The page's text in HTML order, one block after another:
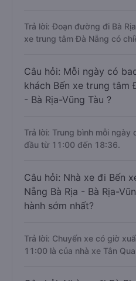
Trả lời: Đoạn đường đi Bà
xe trung tâm Đà Nẵng có
Câu hỏi: Mỗi ngày có
khách Bến xe trung tâm
- Bà Rịa-Vũng Tàu ?
Trả lời: Trung bình mỗi
đầu từ 11:00 đến 18:36.
Câu hỏi: Nhà xe đi Bến
Nẵng Bà Rịa - Bà Rịa-
hành sớm nhất?
Trả lời: Chuyến xe có giờ
11:00 là của nhà xe Tân